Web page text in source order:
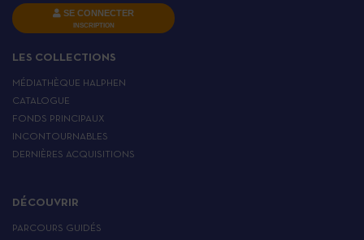
SE CONNECTER
INSCRIPTION
LES COLLECTIONS
MÉDIATHÈQUE HALPHEN
CATALOGUE
FONDS PRINCIPAUX
INCONTOURNABLES
DERNIÈRES ACQUISITIONS
DÉCOUVRIR
PARCOURS GUIDÉS